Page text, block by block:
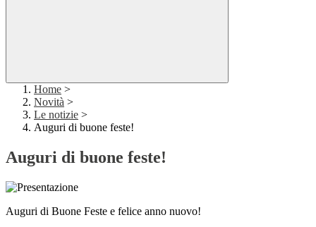
Home >
Novità >
Le notizie >
Auguri di buone feste!
Auguri di buone feste!
Auguri di Buone Feste e felice anno nuovo!